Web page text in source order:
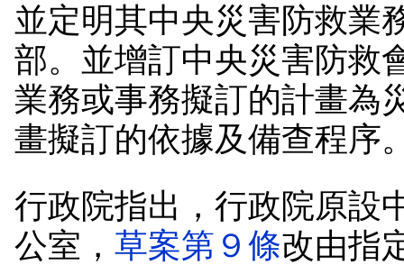
並定明其中央災害防救業
部。並增訂中央災害防救
業務或事務擬訂的計畫為
畫擬訂的依據及備查程序
行政院指出，行政院原設
公室， 草案第９條改由指